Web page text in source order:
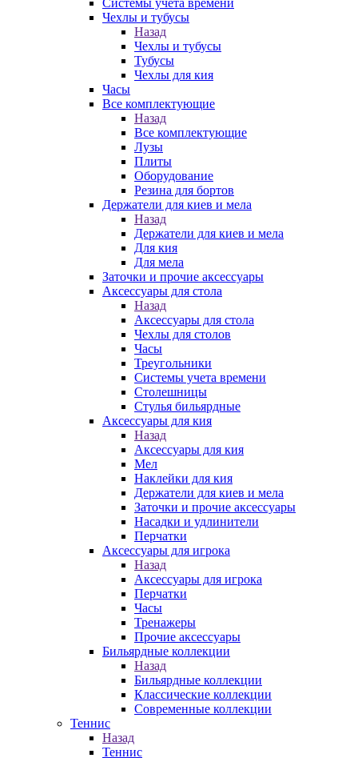
Системы учета времени
Чехлы и тубусы
Назад
Чехлы и тубусы
Тубусы
Чехлы для кия
Часы
Все комплектующие
Назад
Все комплектующие
Лузы
Плиты
Оборудование
Резина для бортов
Держатели для киев и мела
Назад
Держатели для киев и мела
Для кия
Для мела
Заточки и прочие аксессуары
Аксессуары для стола
Назад
Аксессуары для стола
Чехлы для столов
Часы
Треугольники
Системы учета времени
Столешницы
Стулья бильярдные
Аксессуары для кия
Назад
Аксессуары для кия
Мел
Наклейки для кия
Держатели для киев и мела
Заточки и прочие аксессуары
Насадки и удлинители
Перчатки
Аксессуары для игрока
Назад
Аксессуары для игрока
Перчатки
Часы
Тренажеры
Прочие аксессуары
Бильярдные коллекции
Назад
Бильярдные коллекции
Классические коллекции
Современные коллекции
Теннис
Назад
Теннис